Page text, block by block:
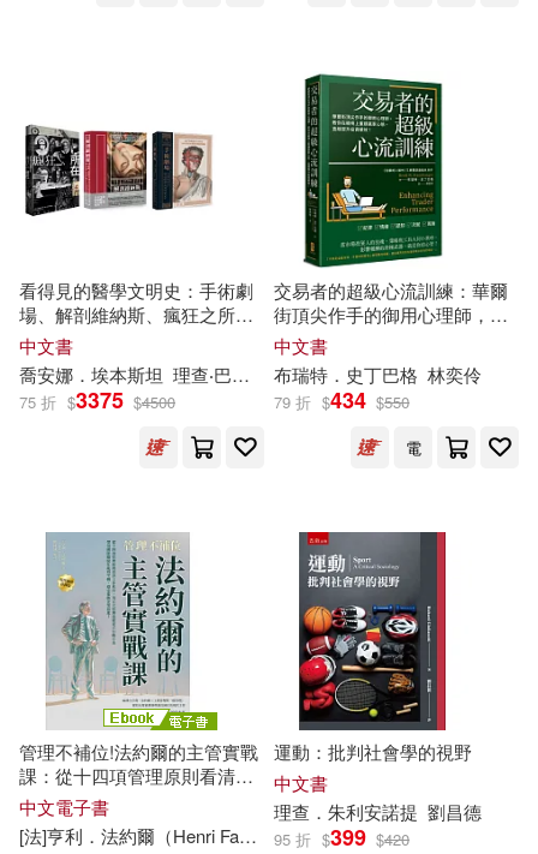
(英)柯南·道爾(41)
PRESTIGE DIGITAL BOOK SERIE
プレステージ出版（写真集）(41)
柯南‧道爾(41)
蔡曄(41) 雷歐幻像(41)
齊藤勇(41) murasaki(40)
江必新(40) 片瀬茶柴(40)
理查曼(40) 理查．費曼(40)
蔡曄（主編）(40) 韓清海(40)
廣西師範大學出版社(647)
中國計量出版社(636)
中國金融出版社(625)
廈門大學出版社(625)
中國物資出版社(589)
中國華僑出版社(583)
尖端(579)
中南大學出版社(575)
看得見的醫學文明史：手術劇
場、解剖維納斯、瘋狂之所在
(套書)
中文書
喬安娜．埃本斯坦 理查‧巴奈特 麥可‧傑伊 崔宏立 林曉欽
75 折 $3375 $4500
交易者的超級心流訓練：華爾
街頂尖作手的御用心理師，教
你在躺椅上重建贏家心態，直
線提升投資績效!
中文書
布瑞特．史丁巴格 林奕伶
79 折 $434 $550
電
管理不補位!法約爾的主管實戰
課：從十四項管理原則看清工
作秩序，用五大管理流程建立
行動方法，帶領團隊擺脫忙亂
與空轉，穩定推動企業前進!
中文電子書
[法]亨利．法約爾（Henri Fayol） 著伊莉莎 編譯
運動：批判社會學的視野
中文書
理查 ．朱利安諾提 劉昌德
95 折 $399 $420